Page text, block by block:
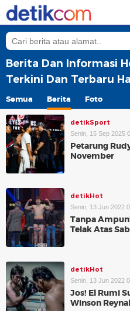
Berita Dan Informasi
Terkini Dan Terbaru
Semua Berita Foto
detikSport
Senin, 15 Sep 2025
Petarung
November
detikHot
Senin, 13 Jun 2022
Tanpa
Telak Atas
detikHot
Senin, 13 Jun 2022
Jos! El Rumi
Winson